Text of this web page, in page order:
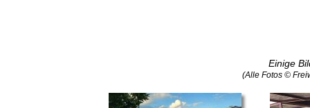
Einige
(Alle Fotos ©